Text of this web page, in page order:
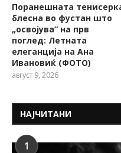
Поранешната
блесна во фустан што
„освојува“ на прв
поглед: Летната
елеганција на Ана
Ивановиќ (ФОТО)
август 9, 2026
НАЈЧИТАНИ
1